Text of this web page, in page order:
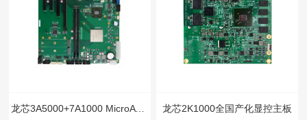
龙芯3A5000+7A1000 MicroATX主板 龙芯2K1000全国产化显控主板